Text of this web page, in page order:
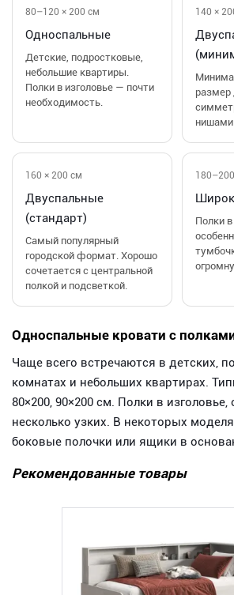
80–120 × 200 см
Односпальные
Детские, подростковые,
небольшие квартиры.
Полки в изголовье — почти
необходимость.
140 ×
размер
нишами
160 × 200 см
Двуспальные
(стандарт)
Самый популярный
городской формат. Хорошо
сочетается с центральной
полкой и подсветкой.
Полки
Односпальные кровати с
Чаще всего встречаются в детских,
комнатах и небольших квартирах.
80×200, 90×200 см. Полки в
несколько узких. В некоторых
боковые полочки или ящики в
Рекомендованные товары